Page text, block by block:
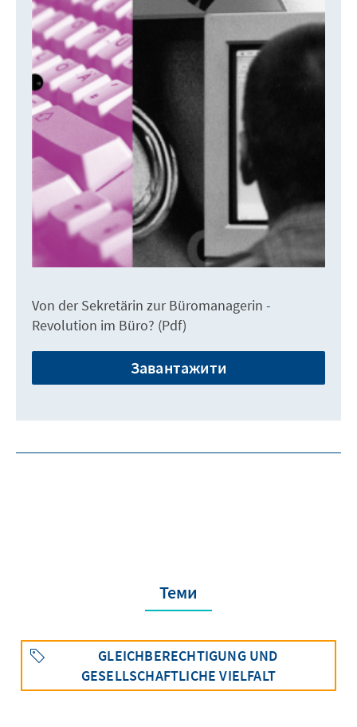
Von der Sekretärin zur Büromanagerin -
Revolution im Büro? (Pdf)
Завантажити
Теми
GLEICHBERECHTIGUNG UND
GESELLSCHAFTLICHE VIELFALT